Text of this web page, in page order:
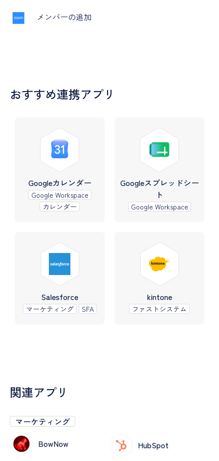
メンバーの追加
おすすめ連携アプリ
Googleカレンダー
Google Workspace
カレンダー
Googleスプレッドシー
ト
Google Workspace
Salesforce
マーケティング SFA
kintone
ファストシステム
関連アプリ
マーケティング
BowNow
HubSpot